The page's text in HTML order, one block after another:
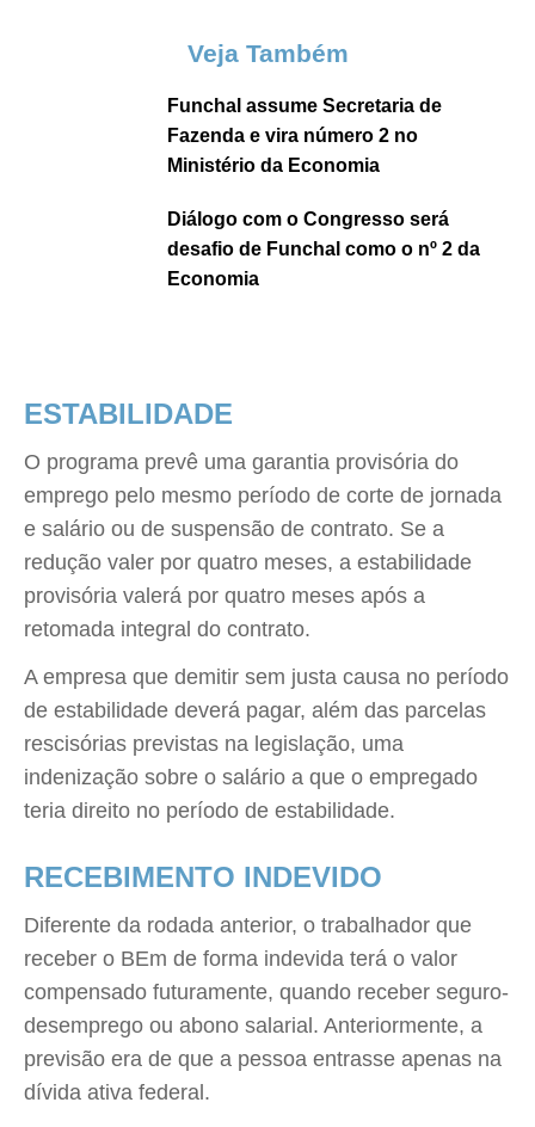
Veja Também
Funchal assume Secretaria de
Fazenda e vira número 2 no
Ministério da Economia
Diálogo com o Congresso será
desafio de Funchal como o nº 2 da
Economia
ESTABILIDADE
O programa prevê uma garantia provisória do
emprego pelo mesmo período de corte de jornada
e salário ou de suspensão de contrato. Se a
redução valer por quatro meses, a estabilidade
provisória valerá por quatro meses após a
retomada integral do contrato.
A empresa que demitir sem justa causa no período
de estabilidade deverá pagar, além das parcelas
rescisórias previstas na legislação, uma
indenização sobre o salário a que o empregado
teria direito no período de estabilidade.
RECEBIMENTO INDEVIDO
Diferente da rodada anterior, o trabalhador que
receber o BEm de forma indevida terá o valor
compensado futuramente, quando receber seguro-
desemprego ou abono salarial. Anteriormente, a
previsão era de que a pessoa entrasse apenas na
dívida ativa federal.